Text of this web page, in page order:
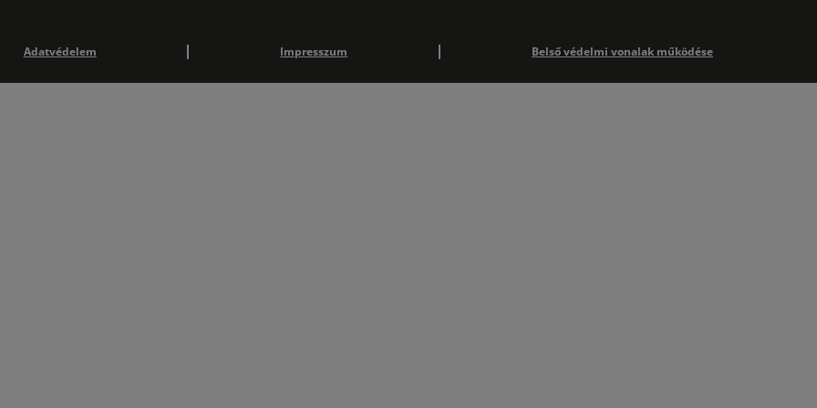
Adatvédelem Impresszum Belső védelmi vonalak működése